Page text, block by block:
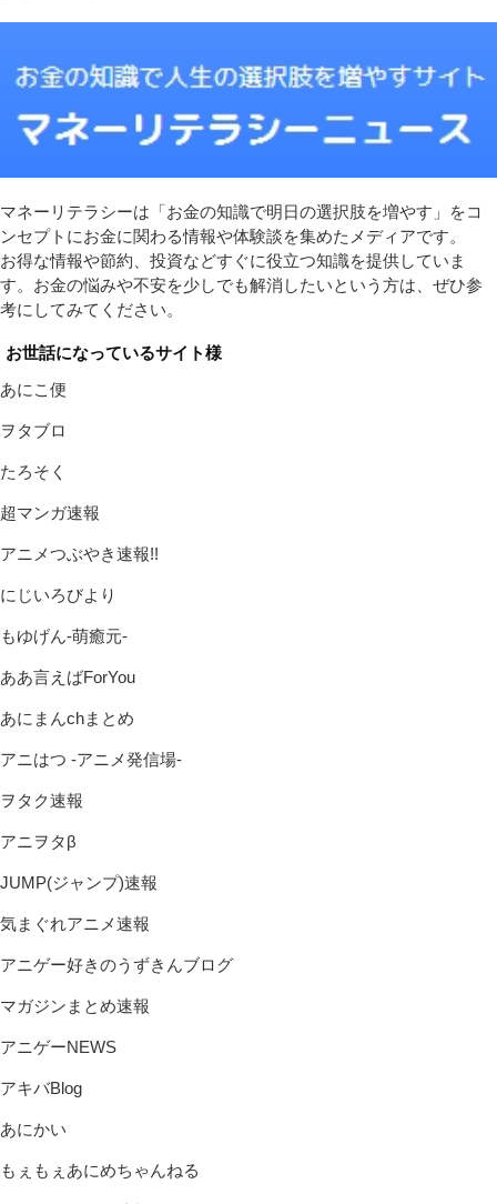
マネーリテラシーは「お金の知識で明日の選択肢を増やす」をコ
ンセプトにお金に関わる情報や体験談を集めたメディアです。
お得な情報や節約、投資などすぐに役立つ知識を提供していま
す。お金の悩みや不安を少しでも解消したいという方は、ぜひ参
考にしてみてください。
お世話になっているサイト様
あにこ便
ヲタブロ
たろそく
超マンガ速報
アニメつぶやき速報!!
にじいろびより
もゆげん-萌癒元-
ああ言えばForYou
あにまんchまとめ
アニはつ -アニメ発信場-
ヲタク速報
アニヲタβ
JUMP(ジャンプ)速報
気まぐれアニメ速報
アニゲー好きのうずきんブログ
マガジンまとめ速報
アニゲーNEWS
アキバBlog
あにかい
もぇもぇあにめちゃんねる